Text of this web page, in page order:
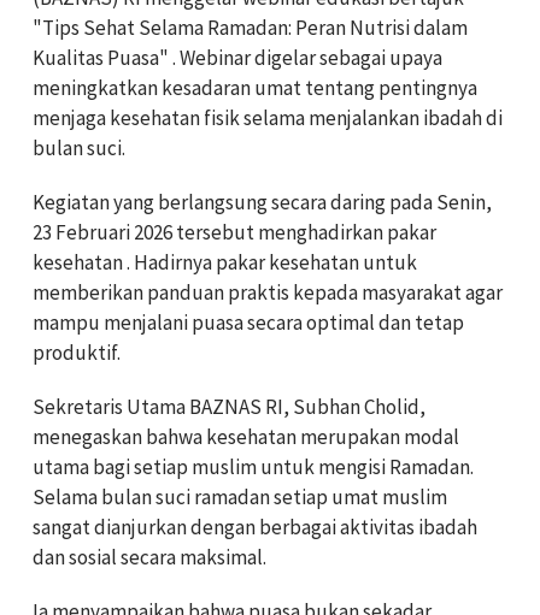
"Tips Sehat Selama Ramadan: Peran Nutrisi dalam
Kualitas Puasa" . Webinar digelar sebagai upaya
meningkatkan kesadaran umat tentang pentingnya
menjaga kesehatan fisik selama menjalankan ibadah di
bulan suci.
Kegiatan yang berlangsung secara daring pada Senin,
23 Februari 2026 tersebut menghadirkan pakar
kesehatan . Hadirnya pakar kesehatan untuk
memberikan panduan praktis kepada masyarakat agar
mampu menjalani puasa secara optimal dan tetap
produktif.
Sekretaris Utama BAZNAS RI, Subhan Cholid,
menegaskan bahwa kesehatan merupakan modal
utama bagi setiap muslim untuk mengisi Ramadan.
Selama bulan suci ramadan setiap umat muslim
sangat dianjurkan dengan berbagai aktivitas ibadah
dan sosial secara maksimal.